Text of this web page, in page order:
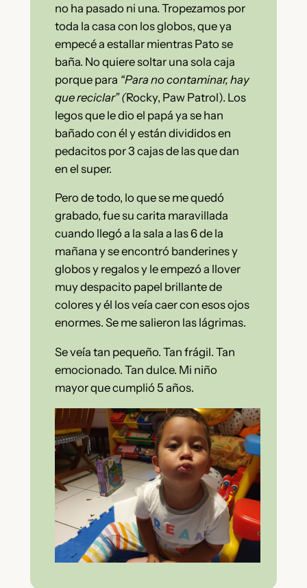
no ha pasado ni una. Tropezamos por
toda la casa con los globos, que ya
empecé a estallar mientras Pato se
baña. No quiere soltar una sola caja
porque para “Para no contaminar, hay
que reciclar” (Rocky, Paw Patrol). Los
legos que le dio el papá ya se han
bañado con él y están divididos en
pedacitos por 3 cajas de las que dan
en el super.
Pero de todo, lo que se me quedó
grabado, fue su carita maravillada
cuando llegó a la sala a las 6 de la
mañana y se encontró banderines y
globos y regalos y le empezó a llover
muy despacito papel brillante de
colores y él los veía caer con esos ojos
enormes. Se me salieron las lágrimas.
Se veía tan pequeño. Tan frágil. Tan
emocionado. Tan dulce. Mi niño
mayor que cumplió 5 años.